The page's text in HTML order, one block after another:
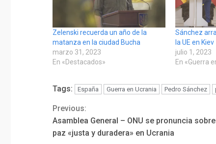
Zelenski recuerda un año de la
matanza en la ciudad Bucha
marzo 31, 2023
En «Destacados»
Sánchez
la UE en Kiev
julio 1, 2023
En «Guerra
Tags: España Guerra en Ucrania Pedro Sánchez
Continue
Reading
Previous:
Asamblea General – ONU se pronuncia
paz «justa y duradera» en Ucrania